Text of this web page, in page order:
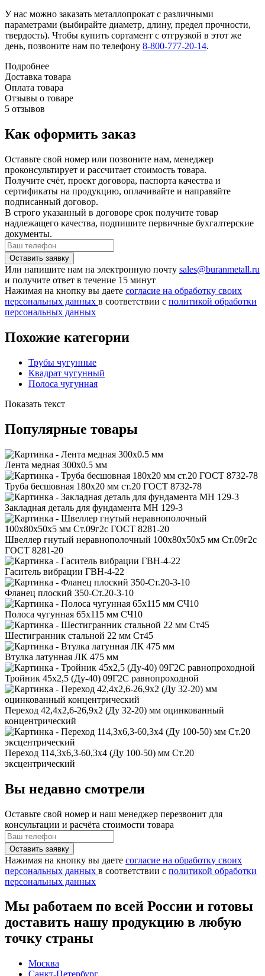
У нас можно заказать металлопрокат с различными
параметрами (выбирайте диаметр, длину, предел прочности,
твердость). Чтобы купить сортамент с отгрузкой в этот же
день, позвоните нам по телефону 8-800-777-20-14.
Подробнее
Доставка товара
Оплата товара
Отзывы о товаре
5 отзывов
Как оформить заказ
Оставьте свой номер или позвоните нам, менеджер
проконсультирует и рассчитает стоимость товара.
Получите счёт, проект договора, паспорта качества и
сертификаты на продукцию, оплачивайте и направяйте
подписанный договор.
В строго указанный в договоре срок получите товар
надлежащего качества, подпишите первичные бухгалтерские
документы.
Или напишите нам на электронную почту sales@buranmetall.ru
и получите ответ в течение 15 минут
Нажимая на кнопку вы даете согласие на обработку своих
персональных данных в соответствии с политикой обработки
персональных данных
Похожие категории
Трубы чугунные
Квадрат чугунный
Полоса чугунная
Показать текст
Популярные товары
Лента медная 300x0.5 мм
Труба бесшовная 180x20 мм ст.20 ГОСТ 8732-78
Закладная деталь для фундамента МН 129-3
Швеллер гнутый неравнополочный 100x80x50x5 мм Ст.09г2с
ГОСТ 8281-20
Гаситель вибрации ГВН-4-22
Фланец плоский 350-Ст.20-3-10
Полоса чугунная 65x115 мм СЧ10
Шестигранник стальной 22 мм Ст45
Втулка латунная ЛК 475 мм
Тройник 45x2,5 (Ду-40) 09Г2С равнопроходной
Переход 42,4x2,6-26,9x2 (Ду 32-20) мм оцинкованный
концентрический
Переход 114,3x6,3-60,3x4 (Ду 100-50) мм Ст.20
эксцентрический
Вы недавно смотрели
Оставьте свой номер и наш менеджер перезвонит для
консультации и расчёта стоимости товара
Нажимая на кнопку вы даете согласие на обработку своих
персональных данных в соответствии с политикой обработки
персональных данных
Мы работаем по всей России и готовы
доставить нашу продукцию в любую
точку страны
Москва